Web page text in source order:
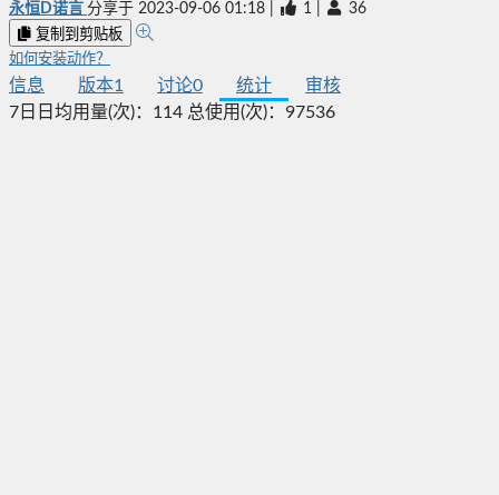
永恒D诺言 分享于 2023-09-06 01:18 1 36
复制到剪贴板
如何安装动作？
信息 版本1 讨论0 统计
审核
7日日均用量(次)： 114 总使用(次)： 97536